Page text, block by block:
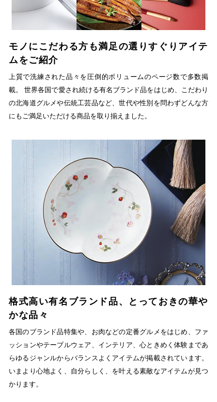
モノにこだわる方も満足の選りすぐりアイテ
ムをご紹介
上質で洗練された品々を圧倒的ボリュームのページ数で多数掲
載。 世界各国で愛され続ける有名ブランド品をはじめ、こだわり
の北海道グルメや伝統工芸品など、世代や性別を問わずどんな方
にもご満足いただける商品を取り揃えました。
格式高い有名ブランド品、とっておきの華や
かな品々
各国のブランド品特集や、お肉などの定番グルメをはじめ、ファ
ッションやテーブルウェア、インテリア、心ときめく体験まであ
らゆるジャンルからバランスよくアイテムが掲載されています。
いまより心地よく、自分らしく、を叶える素敵なアイテムが見つ
かります。